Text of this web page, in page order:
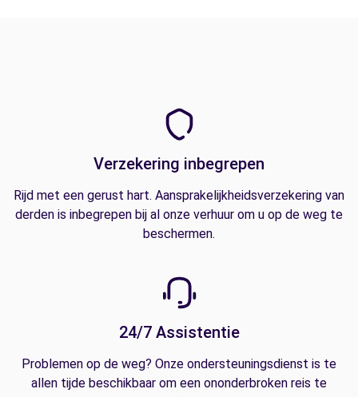
Verzekering inbegrepen
Rijd met een gerust hart. Aansprakelijkheidsverzekering van
derden is inbegrepen bij al onze verhuur om u op de weg te
beschermen.
24/7 Assistentie
Problemen op de weg? Onze ondersteuningsdienst is te
allen tijde beschikbaar om een ononderbroken reis te